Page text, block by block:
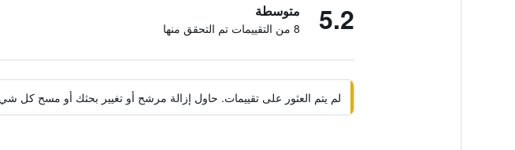
5.2 متوسطة
8 من التقييمات تم التحقق منها
لم يتم العثور على تقييمات. حاول إزالة مرشح أو تغيير بحثك أو مسح كل